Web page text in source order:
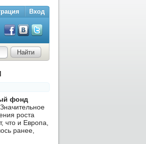
Вход
фонд
Значительное
роста
что и Европа,
ранее,